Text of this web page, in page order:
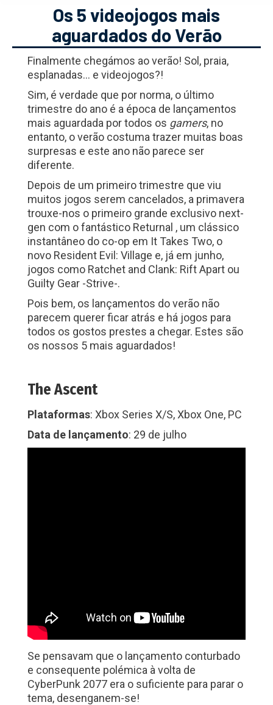
Os 5 videojogos mais
aguardados do Verão
Finalmente chegámos ao verão! Sol, praia,
esplanadas… e videojogos?!
Sim, é verdade que por norma, o último
trimestre do ano é a época de lançamentos
mais aguardada por todos os gamers, no
entanto, o verão costuma trazer muitas boas
surpresas e este ano não parece ser
diferente.
Depois de um primeiro trimestre que viu
muitos jogos serem cancelados, a primavera
trouxe-nos o primeiro grande exclusivo next-
gen com o fantástico Returnal , um clássico
instantâneo do co-op em It Takes Two, o
novo Resident Evil: Village e, já em junho,
jogos como Ratchet and Clank: Rift Apart ou
Guilty Gear -Strive-.
Pois bem, os lançamentos do verão não
parecem querer ficar atrás e há jogos para
todos os gostos prestes a chegar. Estes são
os nossos 5 mais aguardados!
The Ascent
Plataformas: Xbox Series X/S, Xbox One, PC
Data de lançamento: 29 de julho
Se pensavam que o lançamento conturbado
e consequente polémica à volta de
CyberPunk 2077 era o suficiente para parar o
tema, desenganem-se!